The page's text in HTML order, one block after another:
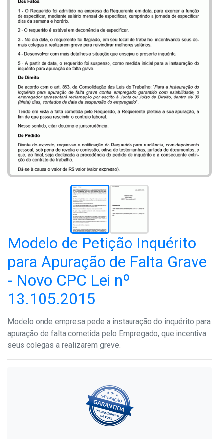
Modelo de Petição Inquérito
para Apuração de Falta Grave
- Novo CPC Lei nº
13.105.2015
Modelo onde empresa pede a instauração do inquérito para
apuração de falta cometida pelo Empregado, que incentiva
seus colegas a realizarem greve.